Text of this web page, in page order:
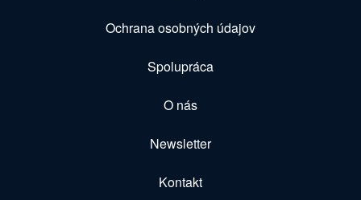
Ochrana osobných údajov
Spolupráca
O nás
Newsletter
Kontakt